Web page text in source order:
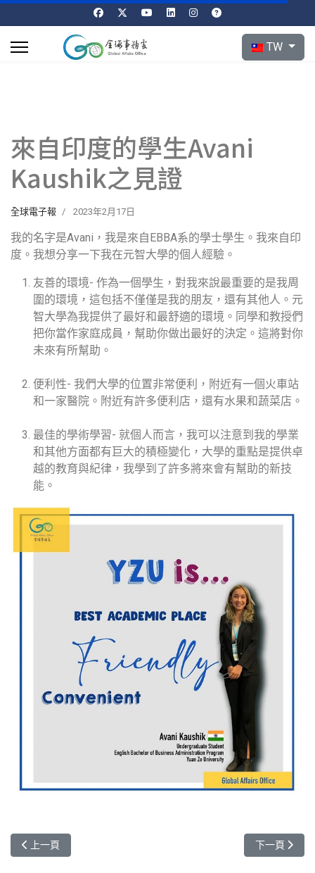
選擇你的語言
TW
來自印度的學生Avani
Kaushik之見證
全球電子報 2023年2月17日
我的名字是Avani，我是來自EBBA系的學士學生。我來自印
度。我想分享一下我在元智大學的個人經驗。
友善的環境- 作為一個學生，對我來說最重要的是我周
圍的環境，這包括不僅僅是我的朋友，還有其他人。元
智大學為我提供了最好和最舒適的環境。同學和教授們
把你當作家庭成員，幫助你做出最好的決定。這將對你
未來有所幫助。
便利性- 我們大學的位置非常便利，附近有一個火車站
和一家醫院。附近有許多便利店，還有水果和蔬菜店。
最佳的學術學習- 就個人而言，我可以注意到我的學業
和其他方面都有巨大的積極變化，大學的重點是提供卓
越的教育與紀律，我學到了許多將來會有幫助的新技
能。
上一篇文章: 「斜槓x青年x創業 線上講座」打造斜槓青年創業夢
上一頁 下一篇文章:
下一頁